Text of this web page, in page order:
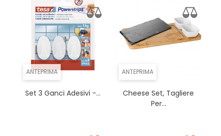
ANTEPRIMA
Set 3 Ganci Adesivi -...
ANTEPRIMA
Cheese Set, Tagliere
Per...